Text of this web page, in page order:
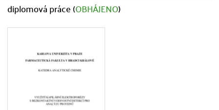
diplomová práce (OBHÁJENO)